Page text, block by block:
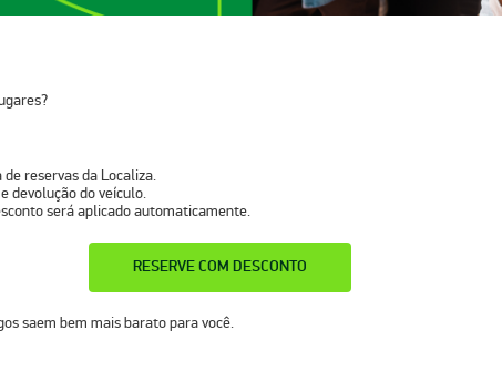
reservas da Localiza.
devolução do veículo.
será aplicado automaticamente.
RESERVE COM DESCONTO
saem bem mais barato para você.